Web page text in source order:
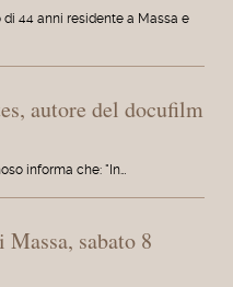
44 anni residente a Massa e
autore del docufilm
informa che: "In…
sabato 8